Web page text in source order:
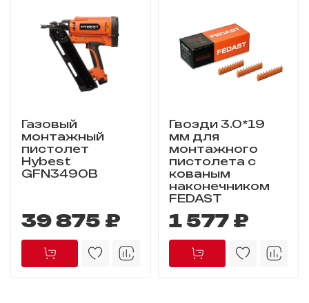
Газовый
монтажный
пистолет
Hybest
GFN3490B
39 875 ₽
Гвозди 3.0*19
мм для
монтажного
пистолета с
кованым
наконечником
FEDAST
1 577 ₽